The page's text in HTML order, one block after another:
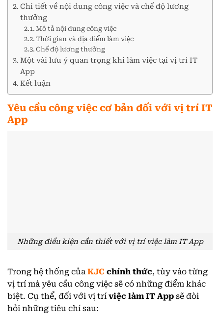
Chi tiết về nội dung công việc và chế độ lương
thưởng
Mô tả nội dung công việc
Thời gian và địa điểm làm việc
Chế độ lương thưởng
Một vài lưu ý quan trọng khi làm việc tại vị trí IT
App
Kết luận
Yêu cầu công việc cơ bản đối với vị trí IT
App
Những điều kiện cần thiết với vị trí việc làm IT App
Trong hệ thống của KJC chính thức, tùy vào từng
vị trí mà yêu cầu công việc sẽ có những điểm khác
biệt. Cụ thể, đối với vị trí việc làm IT App sẽ đòi
hỏi những tiêu chí sau: